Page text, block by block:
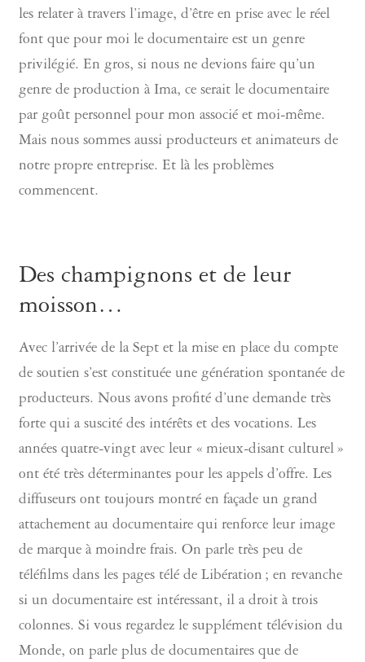
les relater à travers l’image, d’être en prise avec le réel
font que pour moi le documentaire est un genre
privilégié. En gros, si nous ne devions faire qu’un
genre de production à Ima, ce serait le documentaire
par goût personnel pour mon associé et moi-même.
Mais nous sommes aussi producteurs et animateurs de
notre propre entreprise. Et là les problèmes
commencent.
Des champignons et de leur
moisson…
Avec l’arrivée de la Sept et la mise en place du compte
de soutien s’est constituée une génération spontanée de
producteurs. Nous avons profité d’une demande très
forte qui a suscité des intérêts et des vocations. Les
années quatre-vingt avec leur « mieux-disant culturel »
ont été très déterminantes pour les appels d’offre. Les
diffuseurs ont toujours montré en façade un grand
attachement au documentaire qui renforce leur image
de marque à moindre frais. On parle très peu de
téléfilms dans les pages télé de Libération ; en revanche
si un documentaire est intéressant, il a droit à trois
colonnes. Si vous regardez le supplément télévision du
Monde, on parle plus de documentaires que de